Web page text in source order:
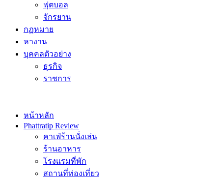
ฟุตบอล
จักรยาน
กฏหมาย
หางาน
บุคคลตัวอย่าง
ธุรกิจ
ราชการ
หน้าหลัก
Phattratip Review
คาเฟ่ร้านนั่งเล่น
ร้านอาหาร
โรงแรมที่พัก
สถานที่ท่องเที่ยว